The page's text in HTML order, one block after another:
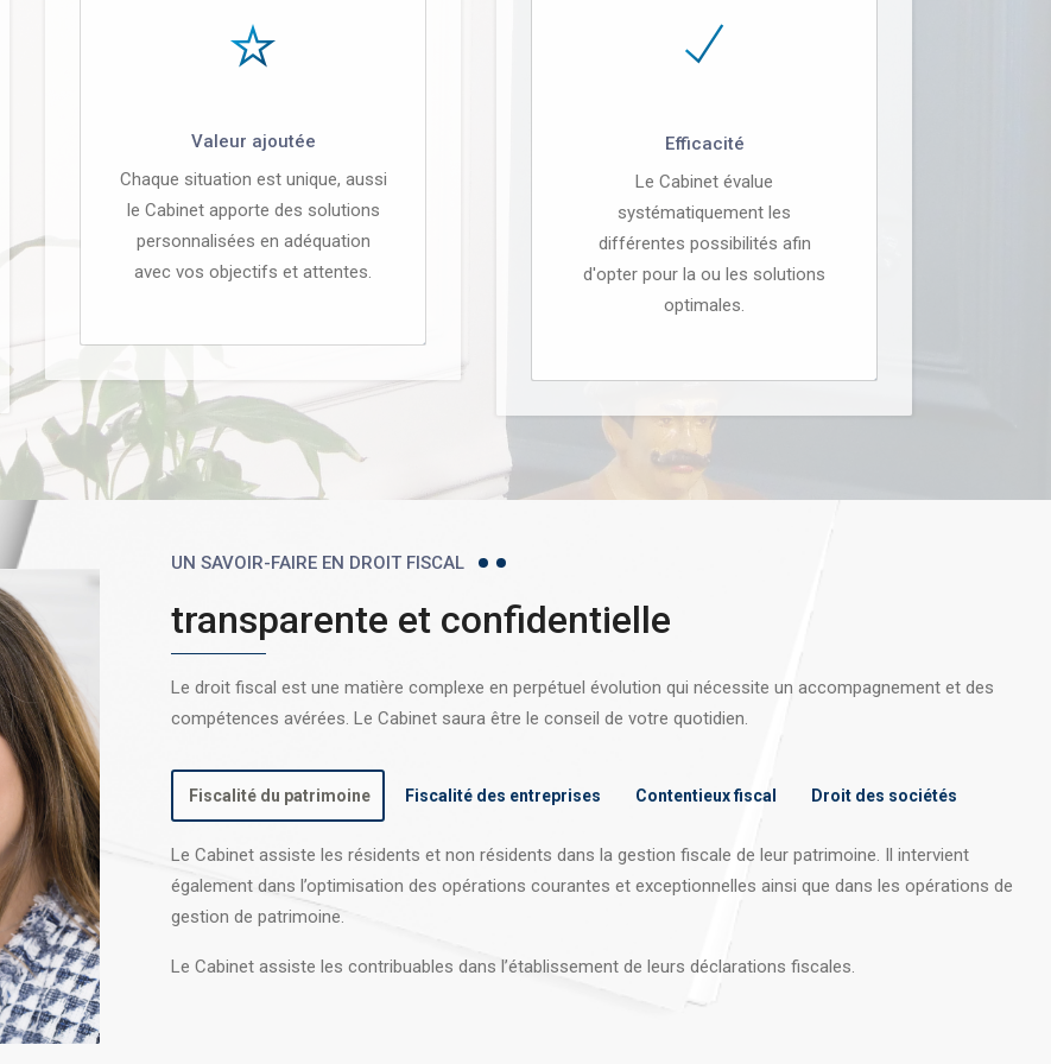
Valeur ajoutée
Chaque situation est unique, aussi
le Cabinet apporte des solutions
personnalisées en adéquation
avec vos objectifs et attentes.
Efficacité
Le Cabinet évalue
systématiquement les
différentes possibilités afin
d'opter pour la ou les solutions
optimales.
UN SAVOIR-FAIRE EN DROIT FISCAL
transparente et confidentielle
Le droit fiscal est une matière complexe en perpétuel évolution qui nécessite un accompagnement et des
compétences avérées. Le Cabinet saura être le conseil de votre quotidien.
Fiscalité du patrimoine Fiscalité des entreprises Contentieux fiscal Droit des sociétés
Le Cabinet assiste les résidents et non résidents dans la gestion fiscale de leur patrimoine. Il intervient
également dans l’optimisation des opérations courantes et exceptionnelles ainsi que dans les opérations de
gestion de patrimoine.
Le Cabinet assiste les contribuables dans l’établissement de leurs déclarations fiscales.